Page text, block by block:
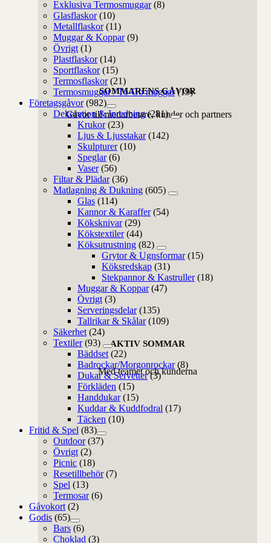
SOMMARENS GÅVOR
Gåvor till medarbetare, kunder och partners
AKTIV SOMMAR
Med teamet och kunderna
Exklusiva Termosmuggar (8)
Glasflaskor (10)
Metallflaskor (11)
Muggar & Koppar (9)
Övrigt (1)
Plastflaskor (14)
Sportflaskor (15)
Termosflaskor (21)
Termosmuggar / To-Go muggar (19)
Företagsgåvor (982)
Dekoration & Inredning (281)
Krukor (23)
Ljus & Ljusstakar (142)
Skulpturer (10)
Speglar (6)
Vaser (56)
Filtar & Plädar (36)
Matlagning & Dukning (605)
Glas (114)
Kannor & Karaffer (54)
Köksknivar (29)
Kökstextiler (44)
Köksutrustning (82)
Grytor & Ugnsformar (15)
Köksredskap (31)
Stekpannor & Kastruller (18)
Muggar & Koppar (47)
Övrigt (3)
Serveringsdelar (135)
Tallrikar & Skålar (109)
Säkerhet (24)
Textiler (93)
Bäddset (22)
Badrockar/Morgonrockar (8)
Dukar & Servetter (3)
Förkläden (15)
Handdukar (15)
Kuddar & Kuddfodral (17)
Täcken (10)
Fritid & Spel (83)
Outdoor (37)
Övrigt (2)
Picnic (18)
Resetillbehör (7)
Spel (13)
Termosar (6)
Gåvokort (2)
Godis (65)
Bars (6)
Choklad (3)